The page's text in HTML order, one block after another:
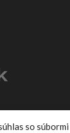
so súbormi